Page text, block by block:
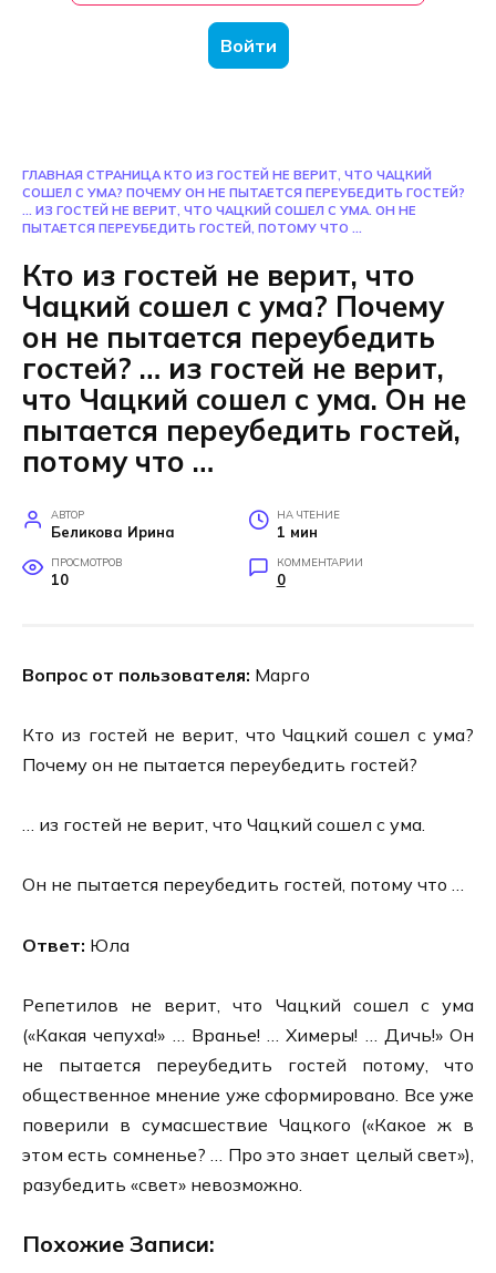
Войти
ГЛАВНАЯ СТРАНИЦА КТО ИЗ ГОСТЕЙ НЕ ВЕРИТ, ЧТО ЧАЦКИЙ
СОШЕЛ С УМА? ПОЧЕМУ ОН НЕ ПЫТАЕТСЯ ПЕРЕУБЕДИТЬ ГОСТЕЙ?
… ИЗ ГОСТЕЙ НЕ ВЕРИТ, ЧТО ЧАЦКИЙ СОШЕЛ С УМА. ОН НЕ
ПЫТАЕТСЯ ПЕРЕУБЕДИТЬ ГОСТЕЙ, ПОТОМУ ЧТО …
Кто из гостей не верит, что
Чацкий сошел с ума? Почему
он не пытается переубедить
гостей? … из гостей не верит,
что Чацкий сошел с ума. Он не
пытается переубедить гостей,
потому что …
АВТОР
Беликова Ирина
НА ЧТЕНИЕ
1 мин
ПРОСМОТРОВ
10
КОММЕНТАРИИ
0
Вопрос от пользователя: Марго
Кто из гостей не верит, что Чацкий сошел с ума?
Почему он не пытается переубедить гостей?
… из гостей не верит, что Чацкий сошел с ума.
Он не пытается переубедить гостей, потому что …
Ответ: Юла
Репетилов не верит, что Чацкий сошел с ума
(«Какая чепуха!» … Вранье! … Химеры! … Дичь!» Он
не пытается переубедить гостей потому, что
общественное мнение уже сформировано. Все уже
поверили в сумасшествие Чацкого («Какое ж в
этом есть сомненье? … Про это знает целый свет»),
разубедить «свет» невозможно.
Похожие Записи: